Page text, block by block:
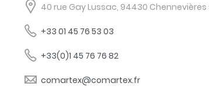
40 rue Gay Lussac, 94430
+33 01 45 76 53 03
+33(0)1 45 76 76 82
comartex@comartex.fr